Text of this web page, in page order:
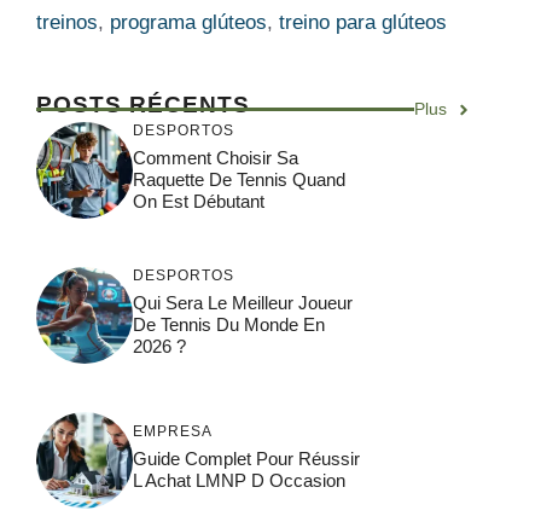
treinos, programa glúteos, treino para glúteos
POSTS RÉCENTS Plus
DESPORTOS
Comment Choisir Sa
Raquette De Tennis Quand
On Est Débutant
DESPORTOS
Qui Sera Le Meilleur Joueur
De Tennis Du Monde En
2026 ?
EMPRESA
Guide Complet Pour Réussir
L Achat LMNP D Occasion